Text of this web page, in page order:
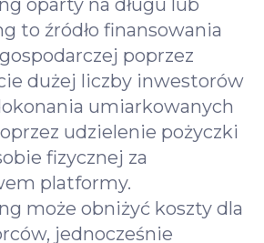
to źródło finansowania
poprzez
dużej liczby inwestorów
umiarkowanych
udzielenie pożyczki
fizycznej za
platformy.
może obniżyć koszty dla
jednocześnie